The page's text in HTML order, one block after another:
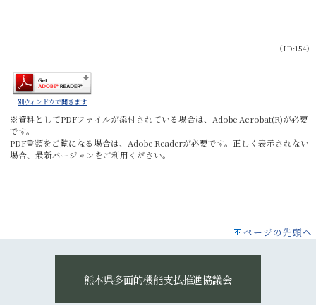
（ID:154）
別ウィンドウで開きます
※資料としてPDFファイルが添付されている場合は、 Adobe Acrobat(R)が必要
です。
PDF書類をご覧になる場合は、 Adobe Readerが必要です。正しく表示されない
場合、最新バージョンをご利用ください。
ページの先頭へ
熊本県多面的機能支払推進協議会